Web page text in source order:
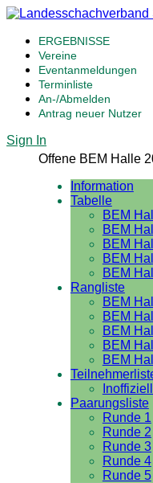
ERGEBNISSE
Vereine
Eventanmeldungen
Terminliste
An-/Abmelden
Antrag neuer Nutzer
Sign In
Offene BEM Halle
Information
Tabelle
BEM
BEM
BEM
BEM
BEM
Rangliste
BEM
BEM
BEM
BEM
BEM
Paarungsliste
Runde 1
Runde 2
Runde 3
Runde 4
Runde 5